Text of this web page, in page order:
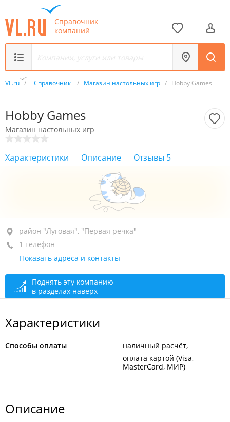
Справочник
компаний
VL.ru / Справочник / Магазин настольных игр / Hobby Games
Hobby Games
Магазин настольных игр
Характеристики Описание Отзывы 5
район "Луговая", ул. Луговая, 18
ТРК "Луговая", 1-й этаж, пав. 188
открыто: 10:00–20:00
район "Луговая", "Первая речка"
1 телефон
Показать адреса и контакты
Поднять эту компанию
в разделах наверх
Характеристики
Способы оплаты
наличный расчёт
оплата картой (Visa,
MasterCard, МИР)
Описание